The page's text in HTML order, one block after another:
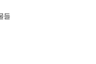
들